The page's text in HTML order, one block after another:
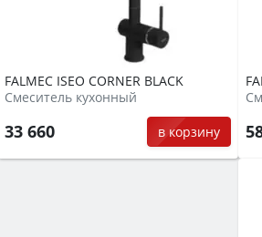
FALMEC ISEO CORNER BLACK
Смеситель кухонный
33 660 в корзину